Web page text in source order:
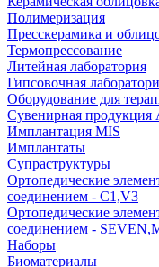
Полимеризация
Пресскерамика и
Термопрессование
Литейная лаборатория
Гипсовочная
Оборудование для
Сувенирная
Имплантация MIS
Имплантаты
Супраструктуры
Ортопедические
соединением - C1,V3
Ортопедические
соединением -
Наборы
Биоматериалы